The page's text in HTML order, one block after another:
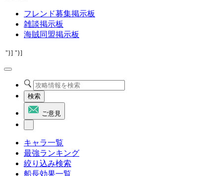
フレンド募集掲示板
雑談掲示板
海賊同盟掲示板
"}] "}]
検索
ご意見
キャラ一覧
最強ランキング
絞り込み検索
船長効果一覧